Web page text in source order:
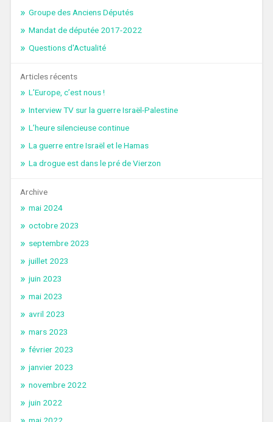
Groupe des Anciens Députés
Mandat de députée 2017-2022
Questions d'Actualité
Articles récents
L’Europe, c’est nous !
Interview TV sur la guerre Israël-Palestine
L’heure silencieuse continue
La guerre entre Israël et le Hamas
La drogue est dans le pré de Vierzon
Archive
mai 2024
octobre 2023
septembre 2023
juillet 2023
juin 2023
mai 2023
avril 2023
mars 2023
février 2023
janvier 2023
novembre 2022
juin 2022
mai 2022